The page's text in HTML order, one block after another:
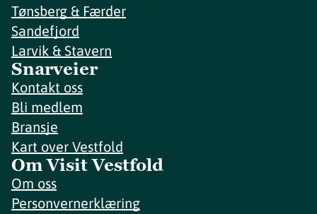
Tønsberg & Færder
Sandefjord
Larvik & Stavern
Snarveier
Kontakt oss
Bli medlem
Bransje
Kart over Vestfold
Om Visit Vestfold
Om oss
Personvernerklæring